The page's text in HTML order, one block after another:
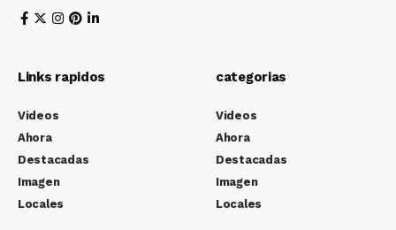
Links rapidos
Videos
Ahora
Destacadas
Imagen
Locales
categorias
Videos
Ahora
Destacadas
Imagen
Locales